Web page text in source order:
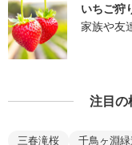
いちご狩
家族や友
注目の
三春滝桜 千鳥ヶ淵